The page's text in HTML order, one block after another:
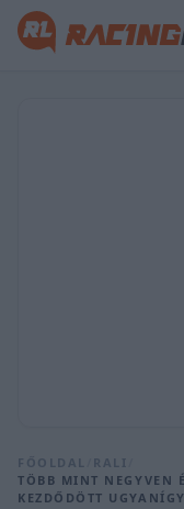
FŐOLDAL RALI
TÖBB MINT NEGYVEN
KEZDŐDÖTT